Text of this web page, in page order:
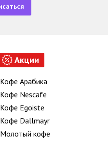
Акции
Кофе Арабика
Кофе Nescafe
Кофе Egoiste
Кофе Dallmayr
Молотый кофе